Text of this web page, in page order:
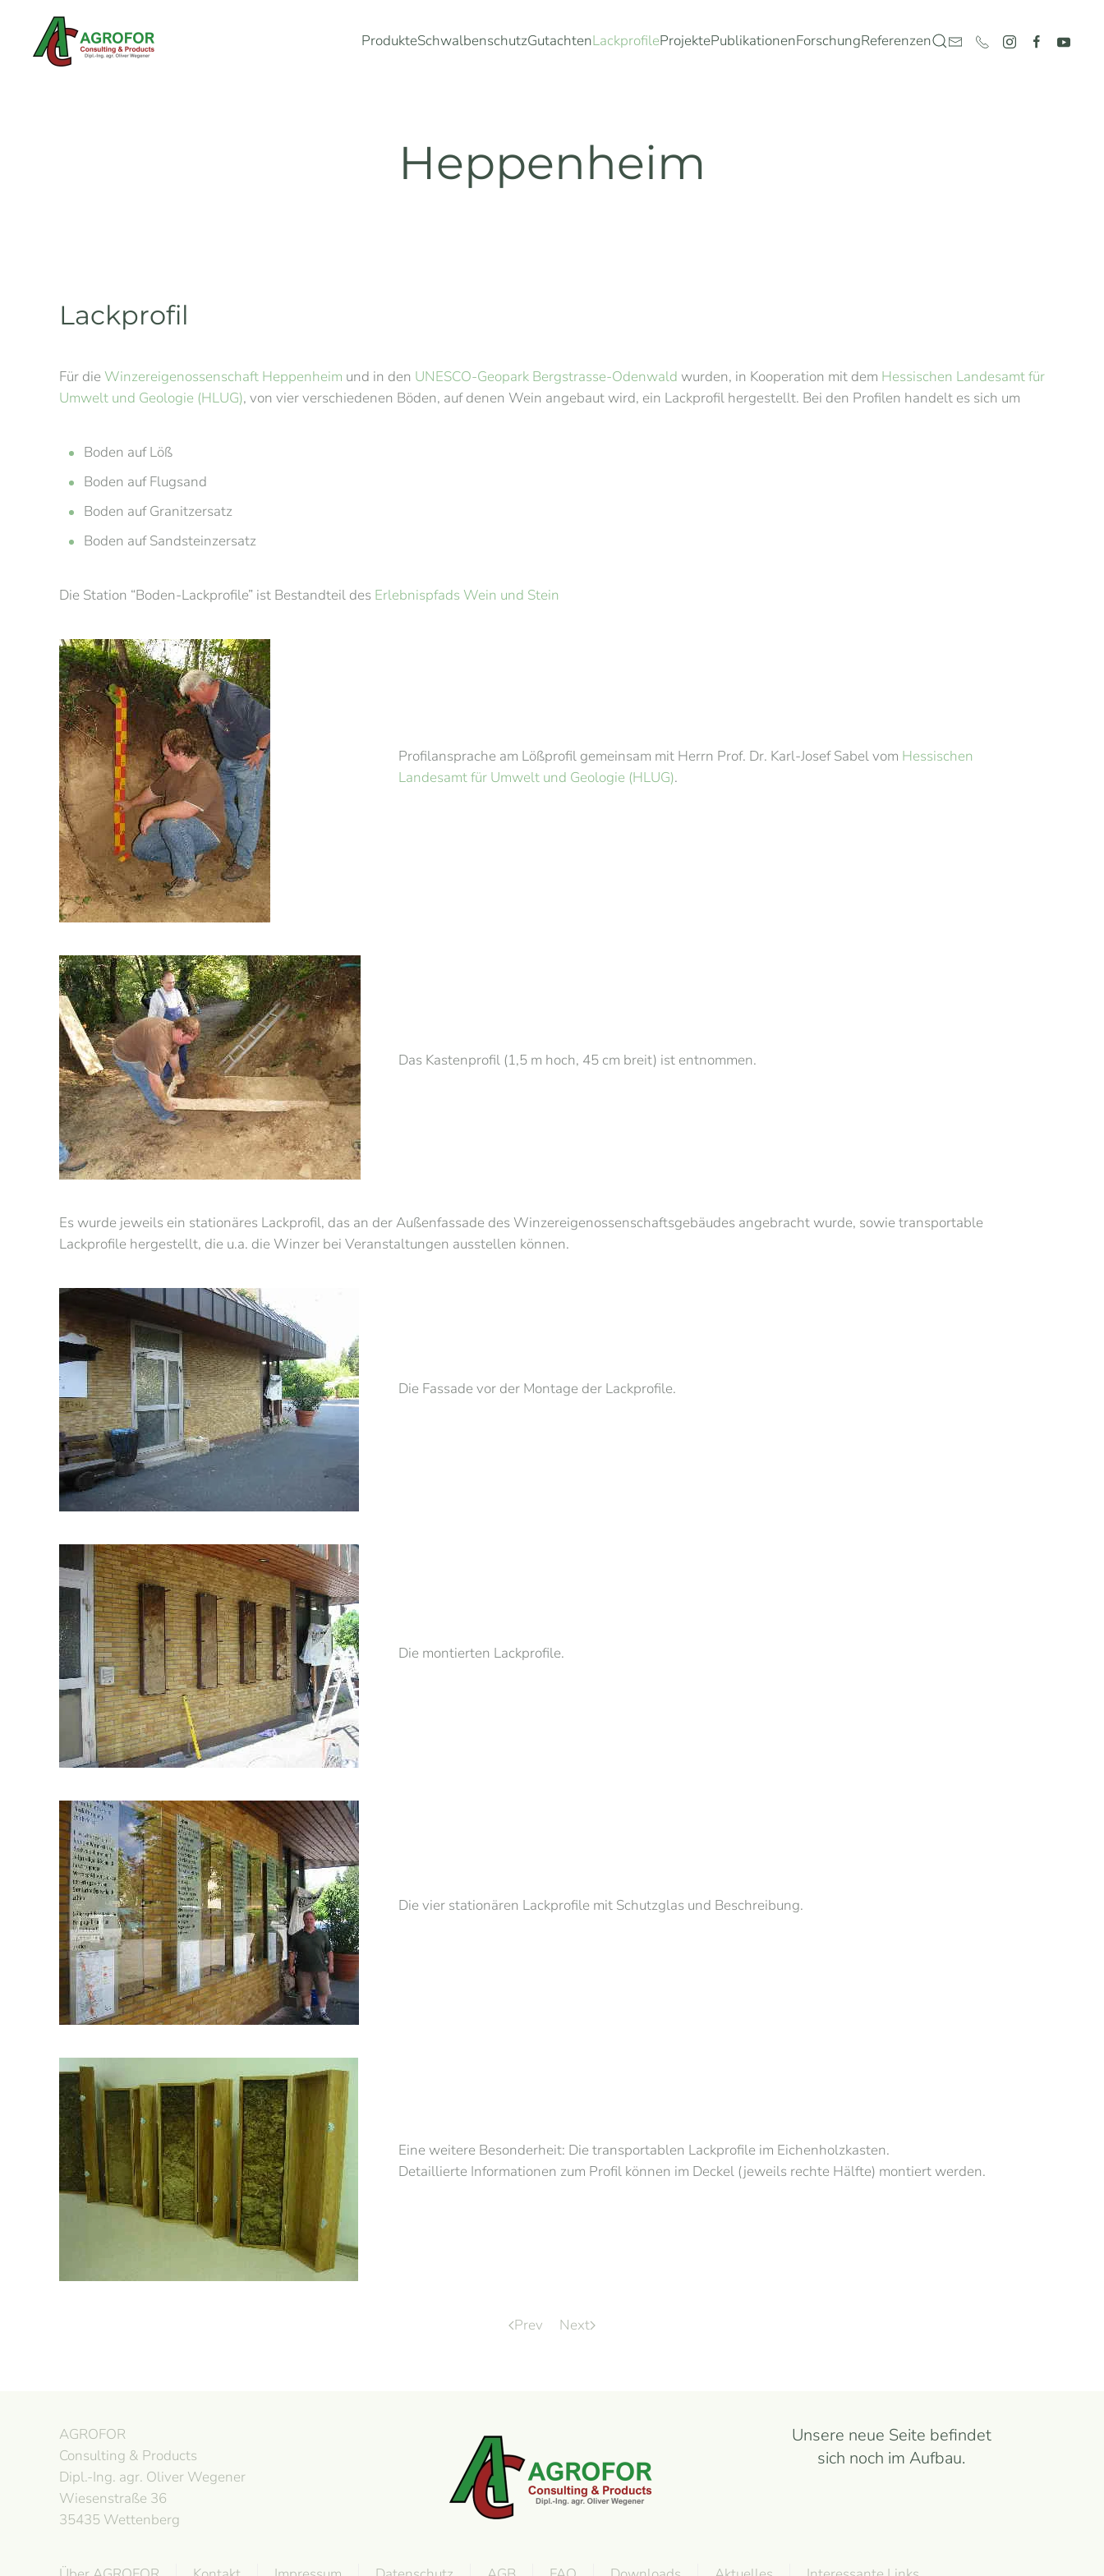
Skip to main content ProdukteSchwalbenschutzGutachtenLackprofileProjektePublikationenForschungReferenzen
Heppenheim
Lackprofil
Für dieWinzereigenossenschaft Heppenheim und in den UNESCO-Geopark Bergstrasse-Odenwald wurden, in Kooperation mit dem Hessischen Landesamt für
Umwelt und Geologie (HLUG), von vier verschiedenen Böden, auf denen Wein angebaut wird, ein Lackprofil hergestellt. Bei den Profilen handelt es sich um
Boden auf Löß
Boden auf Flugsand
Boden auf Granitzersatz
Boden auf Sandsteinzersatz
Die Station “Boden-Lackprofile” ist Bestandteil des Erlebnispfads Wein und Stein
Profilansprache am Lößprofil gemeinsam mit Herrn Prof. Dr. Karl-Josef Sabel vom Hessischen
Landesamt für Umwelt und Geologie (HLUG).
Das Kastenprofil (1,5 m hoch, 45 cm breit) ist entnommen.
Es wurde jeweils ein stationäres Lackprofil, das an der Außenfassade des Winzereigenossenschaftsgebäudes angebracht wurde, sowie transportable
Lackprofile hergestellt, die u.a. die Winzer bei Veranstaltungen ausstellen können.
Die Fassade vor der Montage der Lackprofile.
Die montierten Lackprofile.
Die vier stationären Lackprofile mit Schutzglas und Beschreibung.
Eine weitere Besonderheit: Die transportablen Lackprofile im Eichenholzkasten.
Detaillierte Informationen zum Profil können im Deckel (jeweils rechte Hälfte) montiert werden.
Prev Next
AGROFOR
Consulting & Products
Dipl.-Ing. agr. Oliver Wegener
Wiesenstraße 36
35435 Wettenberg
Unsere neue Seite befindet
sich noch im Aufbau.